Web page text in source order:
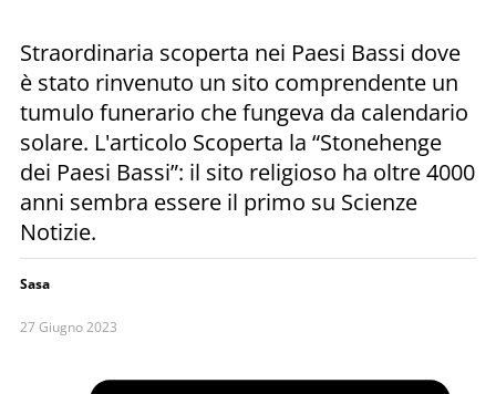
Straordinaria scoperta nei Paesi Bassi dove
è stato rinvenuto un sito comprendente un
tumulo funerario che fungeva da calendario
solare. L'articolo Scoperta la “Stonehenge
dei Paesi Bassi”: il sito religioso ha oltre 4000
anni sembra essere il primo su Scienze
Notizie.
Sasa
27 Giugno 2023